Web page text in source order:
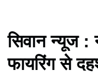
सिवान न्यूज :
फायरिंग से